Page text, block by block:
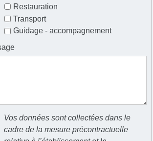
Restauration
Transport
Guidage - accompagnement
Vos données sont collectées dans le
cadre de la mesure précontractuelle